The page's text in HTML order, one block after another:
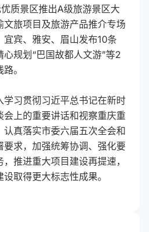
质景区推出A级旅游景区大
旅项目及旅游产品推介专场
宾、雅安、眉山发布10条
规划“巴国故都人文游”等2
。
学习贯彻习近平总书记在新时
上的重要讲话和视察重庆重
真落实市委六届五次全会和
要求，加强统筹协调、强化要
推进重大项目建设再提速，
取得更大标志性成果。